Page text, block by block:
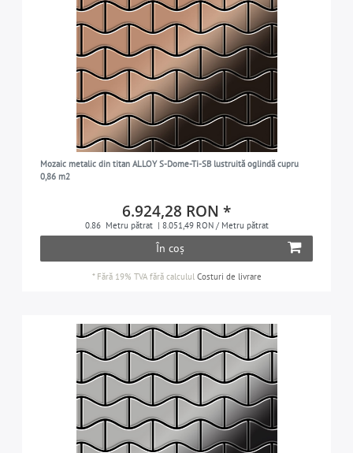
Mozaic metalic din titan ALLOY S-Dome-Ti-SB lustruită oglindă cupru
0,86 m2
6.924,28 RON *
0.86 Metru pătrat | 8.051,49 RON / Metru pătrat
În coș
* Fără 19% TVAfără calculul Costuri de livrare